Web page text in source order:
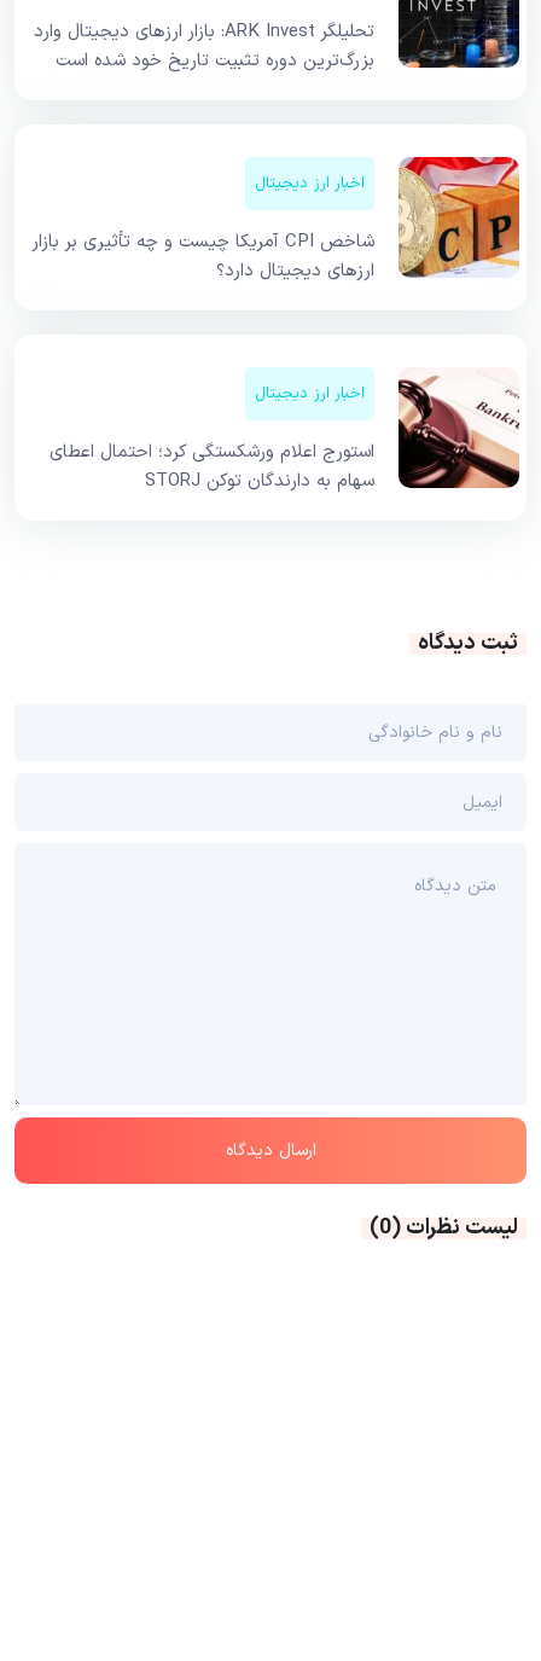
تحلیلگر ARK Invest: بازار ارزهای دیجیتال وارد
بزرگ‌ترین دوره تثبیت تاریخ خود شده است
اخبار ارز دیجیتال
شاخص CPI آمریکا چیست و چه تأثیری بر بازار
ارزهای دیجیتال دارد؟
اخبار ارز دیجیتال
استورج اعلام ورشکستگی کرد؛ احتمال اعطای
سهام به دارندگان توکن STORJ
ثبت دیدگاه
لیست نظرات(0)